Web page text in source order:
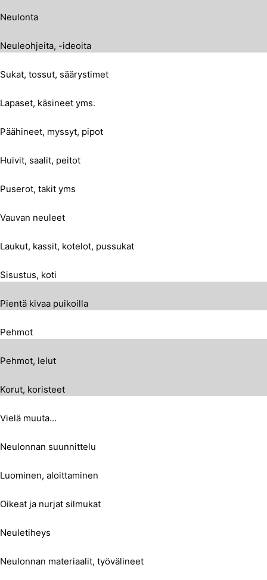
Neulonta
Neuleohjeita, -ideoita
Sukat, tossut, säärystimet
Lapaset, käsineet yms.
Päähineet, myssyt, pipot
Huivit, saalit, peitot
Puserot, takit yms
Vauvan neuleet
Laukut, kassit, kotelot, pussukat
Sisustus, koti
Pientä kivaa puikoilla
Pehmot
Pehmot, lelut
Korut, koristeet
Vielä muuta...
Neulonnan suunnittelu
Luominen, aloittaminen
Oikeat ja nurjat silmukat
Neuletiheys
Neulonnan materiaalit, työvälineet